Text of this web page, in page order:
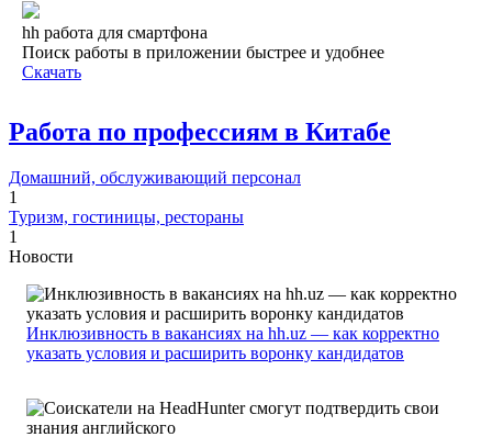
hh работа для смартфона
Поиск работы в приложении быстрее и удобнее
Скачать
Работа по профессиям в Китабе
Домашний, обслуживающий персонал
1
Туризм, гостиницы, рестораны
1
Новости
Инклюзивность в вакансиях на hh.uz — как корректно
указать условия и расширить воронку кандидатов